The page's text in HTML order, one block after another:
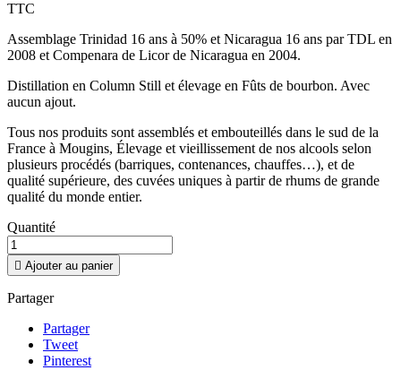
TTC
Assemblage Trinidad 16 ans à 50% et Nicaragua 16 ans par TDL en
2008 et Compenara de Licor de Nicaragua en 2004.
Distillation en Column Still et élevage en Fûts de bourbon. Avec
aucun ajout.
Tous nos produits sont assemblés et embouteillés dans le sud de la
France à Mougins, Élevage et vieillissement de nos alcools selon
plusieurs procédés (barriques, contenances, chauffes…), et de
qualité supérieure, des cuvées uniques à partir de rhums de grande
qualité du monde entier.
Quantité
 Ajouter au panier
Partager
Partager
Tweet
Pinterest